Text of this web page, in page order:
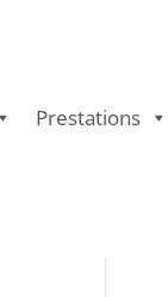
Prestations